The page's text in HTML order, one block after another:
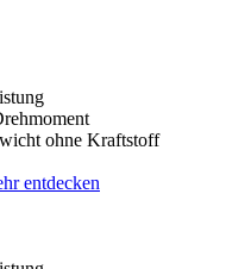
ohne Kraftstoff
entdecken